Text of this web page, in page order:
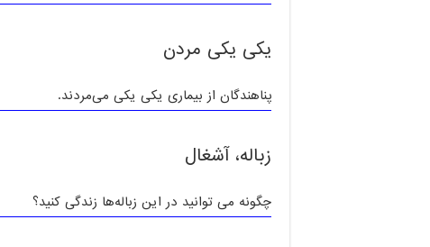
یکی یکی مردن
پناهندگان از بیماری یکی یکی می‌مردند.
زباله، آشغال
چگونه می توانید در این زباله‌ها زندگی کنید؟